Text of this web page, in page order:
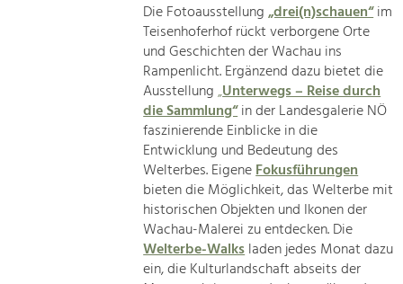
Die Fotoausstellung„drei(n)schauen“im
Teisenhoferhof rückt verborgene Orte
und Geschichten der Wachau ins
Rampenlicht. Ergänzend dazu bietet die
Ausstellung„Unterwegs – Reise durch
die Sammlung“in der Landesgalerie NÖ
faszinierende Einblicke in die
Entwicklung und Bedeutung des
Welterbes. EigeneFokusführungen
bieten die Möglichkeit, das Welterbe mit
historischen Objekten und Ikonen der
Wachau-Malerei zu entdecken. Die
Welterbe-Walksladen jedes Monat dazu
ein, die Kulturlandschaft abseits der